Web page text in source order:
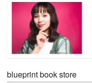
blueprint book store